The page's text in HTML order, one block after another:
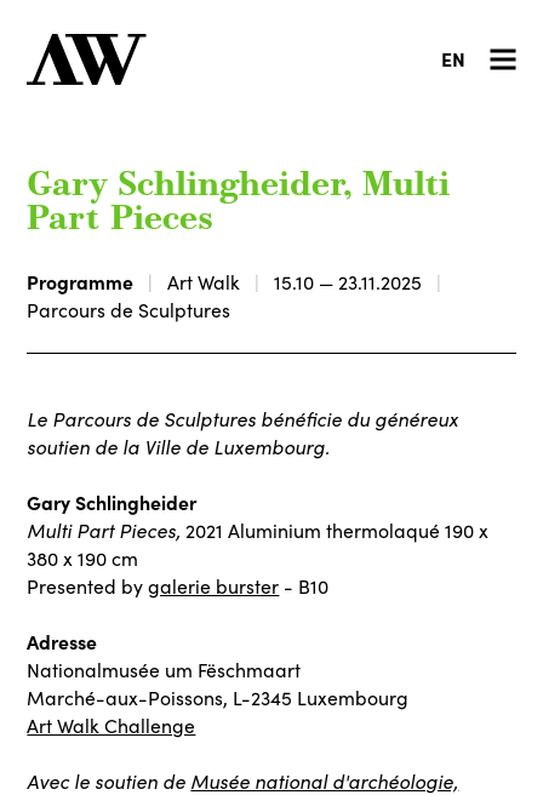
EN
Gary Schlingheider, Multi
Part Pieces
Programme Art Walk
15.10 — 23.11.2025
Parcours de Sculptures
Le Parcours de Sculptures bénéficie du généreux
soutien de la Ville de Luxembourg.
Gary Schlingheider
Multi Part Pieces, 2021 Aluminium thermolaqué 190 x
380 x 190 cm
Presented bygalerie burster - B10
Adresse
Nationalmusée um Fëschmaart
Marché-aux-Poissons, L-2345 Luxembourg
Art Walk Challenge
Avec le soutien de Musée national d'archéologie,